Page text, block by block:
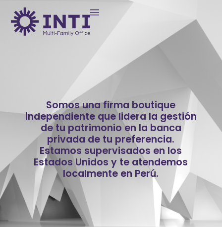
Somos una firma boutique
independiente que lidera la gestión
de tu patrimonio en la banca
privada de tu preferencia.
Estamos supervisados en los
Estados Unidos y te atendemos
localmente en Perú.